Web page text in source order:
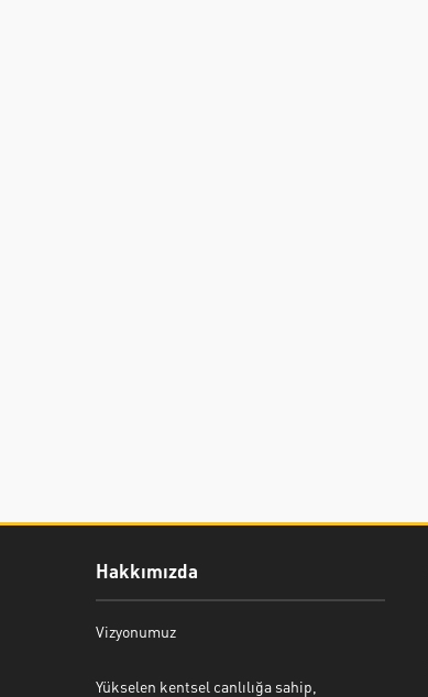
Hakkımızda
Vizyonumuz
Yükselen kentsel canlılığa sahip,